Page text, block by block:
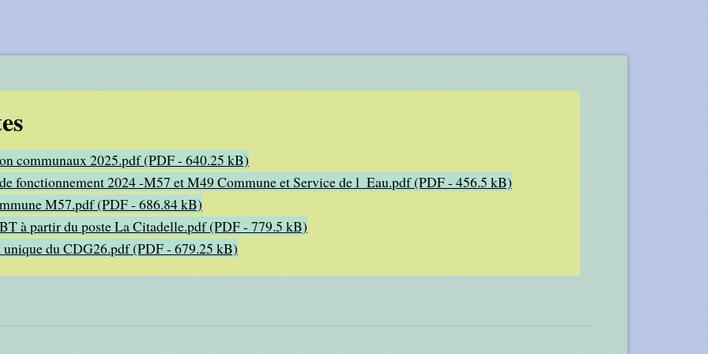
communaux 2025.pdf (PDF - 640.25 kB)
fonctionnement 2024 -M57 et M49 Commune et Service de l_Eau.pdf (PDF - 456.5 kB)
M57.pdf (PDF - 686.84 kB)
à partir du poste La Citadelle.pdf (PDF - 779.5 kB)
du CDG26.pdf (PDF - 679.25 kB)